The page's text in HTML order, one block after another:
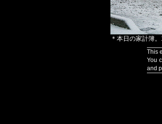
＊本日の家計簿。
This
You
and